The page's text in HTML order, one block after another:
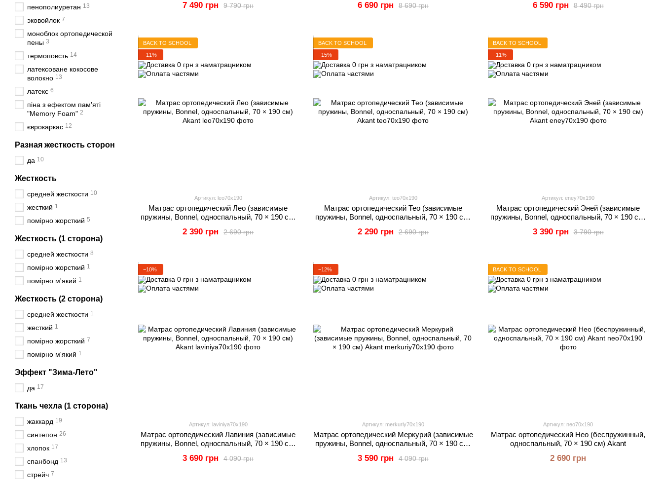
9 790 грн
7 490 грн 8 690 грн
6 690 грн 8 490 грн
6 590 грн
BACK TO SCHOOL
−11%
Артикул: leo70x190
Матрас ортопедический Лео (зависимые
пружины, Bonnel, односпальный, 70 × 190 см)
2 690 грн
2 390 грн
BACK TO SCHOOL
−15%
Артикул: teo70x190
Матрас ортопедический Тео (зависимые
пружины, Bonnel, односпальный, 70 × 190 см)
2 690 грн
2 290 грн
BACK TO SCHOOL
−11%
Артикул: eney70x190
Матрас ортопедический Эней (зависимые
пружины, Bonnel, односпальный, 70 × 190 см)
3 790 грн
3 390 грн
−10%
Артикул: laviniya70x190
Матрас ортопедический Лавиния (зависимые
пружины, Bonnel, односпальный, 70 × 190 см)
4 090 грн
3 690 грн
−12%
Артикул: merkuriy70x190
Матрас ортопедический Меркурий (зависимые
пружины, Bonnel, односпальный, 70 × 190 см)
4 090 грн
3 590 грн
BACK TO SCHOOL
Артикул: neo70x190
Матрас ортопедический Нео (беспружинный,
односпальный, 70 × 190 см) Akant
2 690 грн
пенополиуретан 13
эковойлок 7
моноблок ортопедической
пены 3
термоповсть 14
латексоване кокосове
волокно 13
латекс 6
піна з ефектом пам'яті
"Memory Foam" 2
єврокаркас 12
Разная жесткость сторон
да 10
Жесткость
средней жесткости 10
жесткий 1
помірно жорсткий 5
Жесткость (1 сторона)
средней жесткости 8
помірно жорсткий 1
помірно м'який 1
Жесткость (2 сторона)
средней жесткости 1
жесткий 1
помірно жорсткий 7
помірно м'який 1
Эффект "Зима-Лето"
да 17
Ткань чехла (1 сторона)
жаккард 19
синтепон 26
хлопок 17
спанбонд 13
стрейч 7